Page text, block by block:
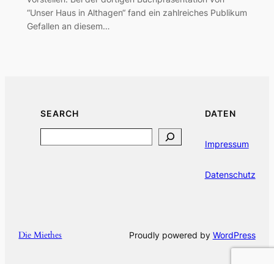
“Unser Haus in Althagen“ fand ein zahlreiches Publikum
Gefallen an diesem…
SEARCH DATEN
Impressum
Datenschutz
Die Miethes Proudly powered by WordPress